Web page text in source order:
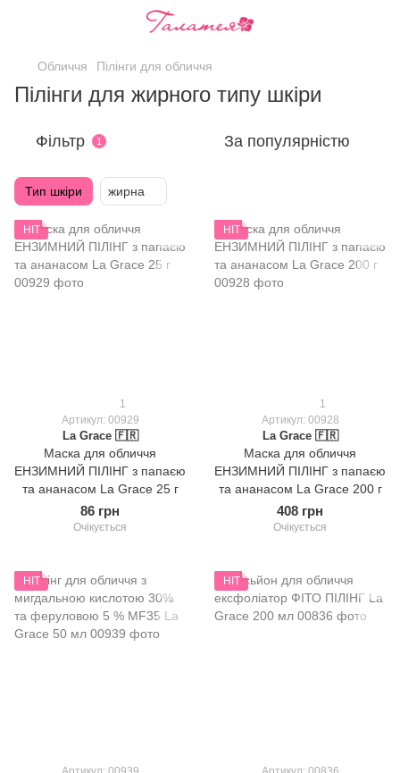
Обличчя Пілінги для обличчя
Пілінги для жирного типу шкіри
Фільтр 1 За популярністю
Тип шкіри жирна
HIT
1
Артикул: 00929
La Grace 🇫🇷
Маска для обличчя
ЕНЗИМНИЙ ПІЛІНГ з папаєю
та ананасом La Grace 25 г
86 грн
Очікується
HIT
1
Артикул: 00928
La Grace 🇫🇷
Маска для обличчя
ЕНЗИМНИЙ ПІЛІНГ з папаєю
та ананасом La Grace 200 г
408 грн
Очікується
HIT HIT